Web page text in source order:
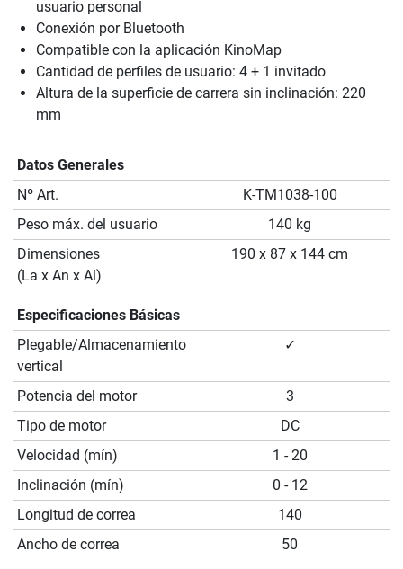
usuario personal
Conexión por Bluetooth
Compatible con la aplicación KinoMap
Cantidad de perfiles de usuario: 4 + 1 invitado
Altura de la superficie de carrera sin inclinación: 220
mm
Datos Generales
Nº Art.
K-TM1038-100
Peso máx. del usuario
140 kg
Dimensiones
(La x An x Al)
190 x 87 x 144 cm
Especificaciones Básicas
Plegable/Almacenamiento
vertical
✓
Potencia del motor
3
Tipo de motor
DC
Velocidad (mín)
1 - 20
Inclinación (mín)
0 - 12
Longitud de correa
140
Ancho de correa
50